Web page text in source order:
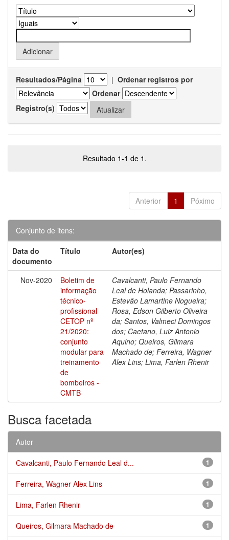
Resultados/Página | Ordenar registros por
Ordenar
Registro(s)
Resultado 1-1 de 1.
Anterior 1 Póximo
Conjunto de itens:
Data do
documento
Título Autor(es)
Nov-2020
Boletim de
informação
técnico-
profissional
CETOP nº
21/2020:
conjunto
modular para
treinamento
de
bombeiros -
CMTB
Cavalcanti, Paulo Fernando
Leal de Holanda; Passarinho,
Estevão Lamartine Nogueira;
Rosa, Edson Gilberto Oliveira
da; Santos, Valmeci Domingos
dos; Caetano, Luiz Antonio
Aquino; Queiros, Gilmara
Machado de; Ferreira, Wagner
Alex Lins; Lima, Farlen Rhenir
Busca facetada
Autor
1
Cavalcanti, Paulo Fernando Leal d...
1
Ferreira, Wagner Alex Lins
1
Lima, Farlen Rhenir
1
Queiros, Gilmara Machado de